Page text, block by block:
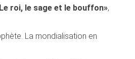
roi, le sage et le bouffon»,
La mondialisation en